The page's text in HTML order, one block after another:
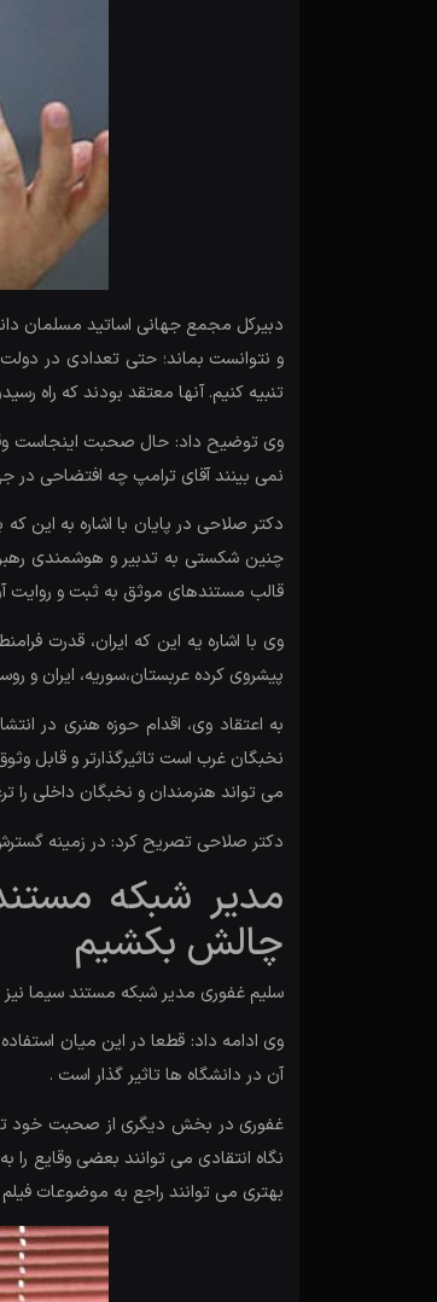
دبیرکل مجمع جهانی اساتید مسلمان
و نتوانست بماند؛ حتی تعدادی در دولت
تنبیه کنیم. آنها معتقد بودند که راه
وی توضیح داد: حال صحبت اینجاست وقتی
نمی بینند آقای ترامپ چه افتضاحی در
دکتر صلاحی در پایان با اشاره به
چنین شکستی به تدبیر و هوشمندی رهبر
قالب مستندهای موثق به ثبت و روایت
وی با اشاره یه این که ایران، قدرت
پیشروی کرده عربستان،سوریه، ایران و
به اعتقاد وی، اقدام حوزه هنری در
نخبگان غرب است تاثیرگذارتر و قابل
می تواند هنرمندان و نخبگان داخلی را
دکتر صلاحی تصریح کرد: در زمینه
مدیر شبکه
چالش بکشیم
سلیم غفوری مدیر شبکه مستند سیما نیز
وی ادامه داد: قطعا در این میان
آن در دانشگاه ها تاثیر گذار است .
غفوری در بخش دیگری از صحبت خود
نگاه انتقادی می توانند بعضی وقایع
بهتری می توانند راجع به موضوعات فیلم